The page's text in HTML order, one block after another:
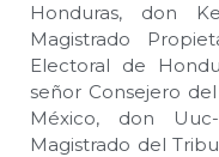
Honduras, don
Magistrado
Electoral de
señor Consejero
México, don
Magistrado del